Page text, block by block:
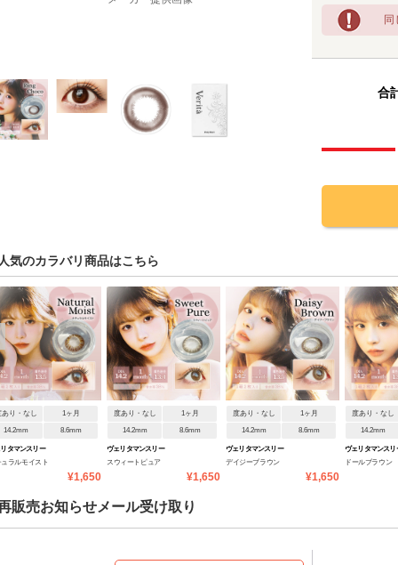
同
合
気のカラバリ商品はこちら
り・なし 1ヶ月
14.2mm 8.6mm
タマンスリー
ラルモイスト
¥1,650
度あり・なし 1ヶ月
14.2mm 8.6mm
ヴェリタマンスリー
スウィートピュア
¥1,650
度あり・なし 1ヶ月
14.2mm 8.6mm
ヴェリタマンスリー
デイジーブラウン
¥1,650
度あり・なし
14.2mm
ヴェリタマンスリ
ドールブラウン
販売お知らせメール受け取り